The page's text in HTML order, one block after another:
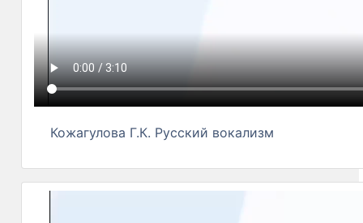
Кожагулова Г.К. Русский вокализм